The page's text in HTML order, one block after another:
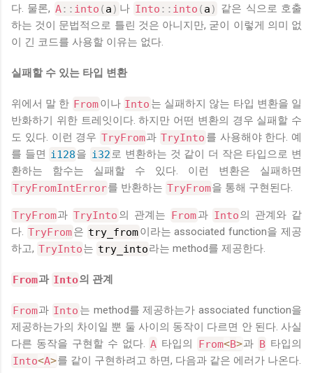
다. 물론, A:: into ( a ) 나 Into :: into ( a ) 같은 식으로 호출
하는 것이 문법적으로 틀린 것은 아니지만, 굳이 이렇게 의미 없
이 긴 코드를 사용할 이유는 없다.
실패할 수 있는 타입 변환
위에서 말 한 From이나 Into 는 실패하지 않는 타입 변환을 일
반화하기 위한 트레잇이다. 하지만 어떤 변환의 경우 실패할 수
도 있다. 이런 경우 TryFrom과 TryInto 를 사용해야 한다. 예
를 들면 i128을 i32로 변환하는 것 같이 더 작은 타입으로 변
환하는 함수는 실패할 수 있다. 이런 변환은 실패하면
TryFromIntError를 반환하는 TryFrom을 통해 구현된다.
TryFrom과 TryInto 의 관계는 From과 Into의 관계와 같
다. TryFrom은 try_from이라는 associated function을 제공
하고, TryInto는 try_into라는 method를 제공한다.
From과 Into의 관계
From과 Into 는 method를 제공하는가 associated function을
제공하는가의 차이일 뿐 둘 사이의 동작이 다르면 안 된다. 사실
다른 동작을 구현할 수 없다. A 타입의 From<B>과 B 타입의
Into<A>를 같이 구현하려고 하면, 다음과 같은 에러가 나온다.